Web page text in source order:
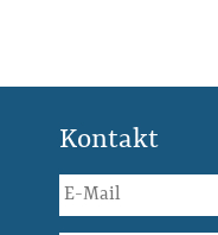
Kontakt